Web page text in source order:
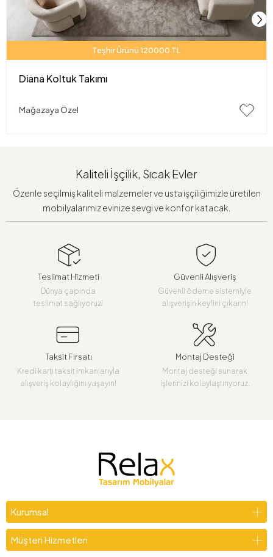
Teşhir Ürünü 120000 TL
Diana Koltuk Takımı
Mağazaya Özel
Kaliteli İşçilik, Sıcak Evler
Özenle seçilmiş kaliteli malzemeler ve usta işçiliğimizle üretilen
mobilyalarımız evinize sevgi ve konfor katacak.
Teslimat Hizmeti
Dünya çapında
teslimat sağlıyoruz!
Güvenli Alışveriş
Güvenli ödeme sistemiyle
alışverişin keyfini çıkarın!
Taksit Fırsatı
Kredi kartı taksit imkanlarıyla
alışveriş kolaylığını yaşayın!
Montaj Desteği
Montaj desteği sunarak
işlerinizi kolaylaştırıyoruz.
Kurumsal
Müşteri Hizmetleri